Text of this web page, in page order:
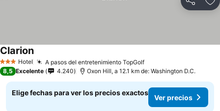
Compartir
3 Estrellas
Hotel A pasos del entretenimiento TopGolfVer precios
ClarionVer precios
8,5 Excelente 4.240 Oxon Hill, a 12.1 km de: Washington D.C.
Elige fechas para ver los precios exactos
Ver precios